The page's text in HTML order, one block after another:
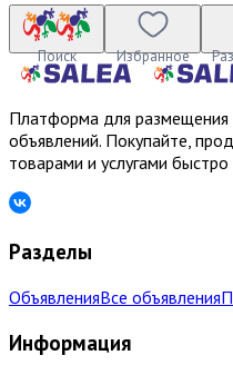
Поиск Избранное
Платформа для размещения
объявлений. Покупайте,
товарами и услугами
Разделы
ОбъявленияВсе объявления
Информация